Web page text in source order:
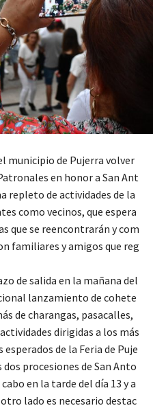
municipio de Pujerra volver
en honor a San Ant
repleto de actividades de la
como vecinos, que espera
que se reencontrarán y com
familiares y amigos que reg
de salida en la mañana del
lanzamiento de cohete
de charangas, pasacalles,
dirigidas a los más
de la Feria de Puje
procesiones de San Anto
en la tarde del día 13 y a
lado es necesario destac